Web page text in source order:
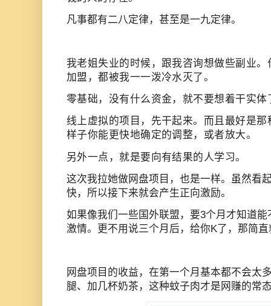
凡事都有二八定律，甚至是一九定律。
我老姐失业的时候，跟我咨询想做些副业
加盟，都被我一一泼冷水灭了。
零基础，没有什么资金，就不要想着干实体
线上虚拟的项目，先干起来。而且最好是
样子你能更快地确定的调整，或者放大。
另外一点，就是要向有结果的人学习。
这次我拉她做网盘项目，也是一样。虽然看
快，所以接下来就会产生正向激励。
如果像我们一些国外联盟，要3个月才知道
激情。更不用说三个月后，给你K了，那简
网盘项目的收益，在第一个月基本都不会太
腿、加几杯奶茶，这种蚊子肉才是网赚的常